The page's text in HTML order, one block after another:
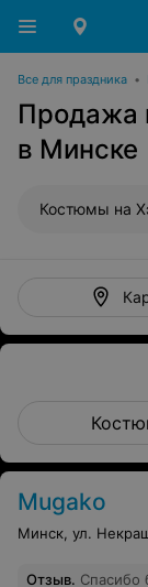
Все для праздника •
Продажа
в Минске
Костюмы на
Mugako
Минск, ул.
Отзыв. Спасибо